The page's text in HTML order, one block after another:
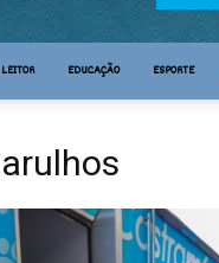
EDUCAÇÃO ESPORTE